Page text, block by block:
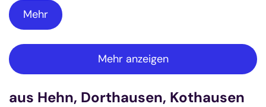
Mehr
Mehr anzeigen
aus Hehn, Dorthausen, Kothausen